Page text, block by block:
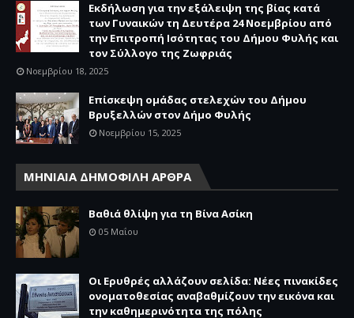
Εκδήλωση για την εξάλειψη της βίας κατά
των Γυναικών τη Δευτέρα 24 Νοεμβρίου από
την Επιτροπή Ισότητας του Δήμου Φυλής και
τον Σύλλογο της Ζωφριάς
Νοεμβρίου 18, 2025
Επίσκεψη ομάδας στελεχών του Δήμου
Βρυξελλών στον Δήμο Φυλής
Νοεμβρίου 15, 2025
ΜΗΝΙΑΙΑ ΔΗΜΟΦΙΛΗ ΑΡΘΡΑ
Βαθιά θλίψη για τη Βίνα Ασίκη
05 Μαΐου
Οι Ερυθρές αλλάζουν σελίδα: Νέες πινακίδες
ονοματοθεσίας αναβαθμίζουν την εικόνα και
την καθημερινότητα της πόλης